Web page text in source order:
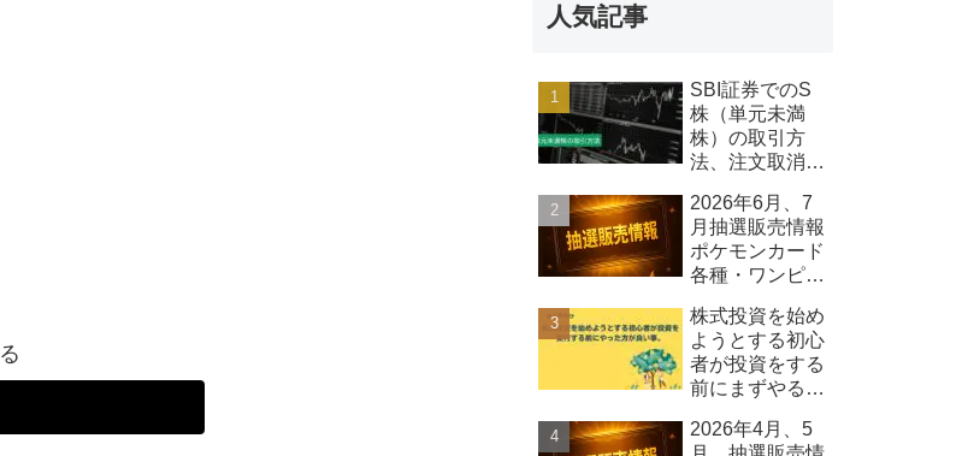
人気記事
SBI証券でのS
株（単元未満
株）の取引方
法、注文取消し
いて
2026年6月、7
月抽選販売情報
ポケモンカード
各種・ワンピー
その他
株式投資を始め
ようとする初心
者が投資をする
前にまずやるべ
2026年4月、5